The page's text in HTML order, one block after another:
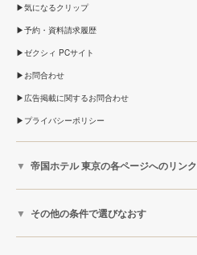
気になるクリップ
予約・資料請求履歴
ゼクシィ PCサイト
お問合わせ
広告掲載に関するお問合わせ
プライバシーポリシー
帝国ホテル 東京の各ページへのリンク
その他の条件で選びなおす